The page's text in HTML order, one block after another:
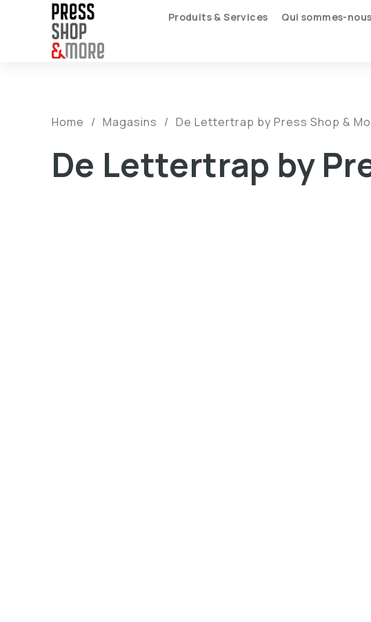
Produits & Services Qui sommes-
Home / Magasins / De Lettertrap by Press Shop &
De Lettertrap by